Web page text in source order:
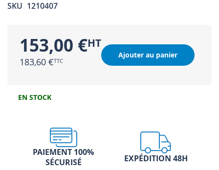
SKU 1210407
153,00 €
183,60 €
Ajouter au panier
EN STOCK
PAIEMENT 100%
SÉCURISÉ
EXPÉDITION 48H